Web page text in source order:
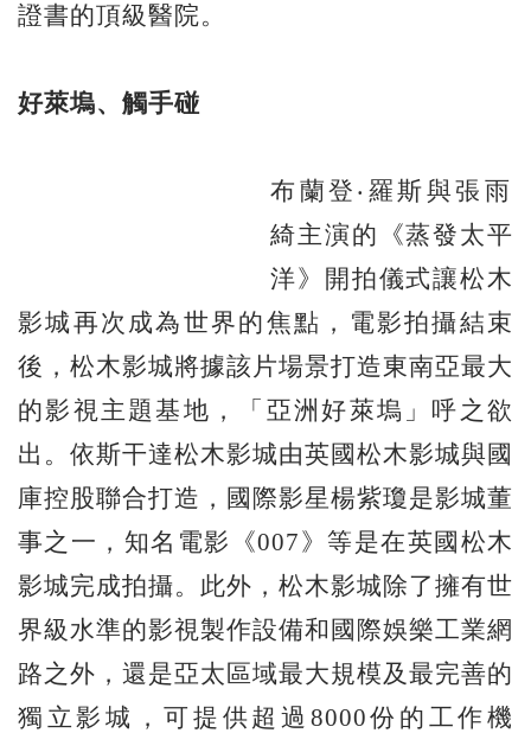
證書的頂級醫院。
好萊塢、觸手碰
布蘭登‧羅斯與張雨
綺主演的《蒸發太平
洋》開拍儀式讓松木
影城再次成為世界的焦點，電影拍攝結束
後，松木影城將據該片場景打造東南亞最大
的影視主題基地，「亞洲好萊塢」呼之欲
出。依斯干達松木影城由英國松木影城與國
庫控股聯合打造，國際影星楊紫瓊是影城董
事之一，知名電影《007》等是在英國松木
影城完成拍攝。此外，松木影城除了擁有世
界級水準的影視製作設備和國際娛樂工業網
路之外，還是亞太區域最大規模及最完善的
獨立影城，可提供超過8000份的工作機